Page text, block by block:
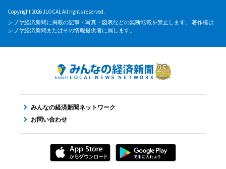
Copyright 2026 JLOCAL All rights reserved.
シブヤ経済新聞に掲載の記事・写真・図表などの無断転載を禁止します。 著作権は
シブヤ経済新聞またはその情報提供者に属します。
みんなの経済新聞ネットワーク
お問い合わせ